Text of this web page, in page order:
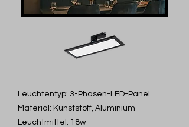
Leuchtentyp: 3-Phasen-LED-Panel
Material: Kunststoff, Aluminium
Leuchtmittel: 18w